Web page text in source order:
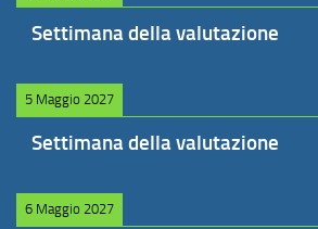
Settimana della valutazione
5 Maggio 2027
Settimana della valutazione
6 Maggio 2027